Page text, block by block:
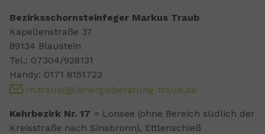
Bezirksschornsteinfeger Markus Traub
Kapellenstraße 37
89134 Blaustein
Tel.: 07304/928131
Handy: 0171 8151723
m.traub(@)energieberatung-traub.de
Kehrbezirk Nr. 17 = Lonsee (ohne Bereich südlich der
Kreisstraße nach Sinabronn), Ettlenschieß